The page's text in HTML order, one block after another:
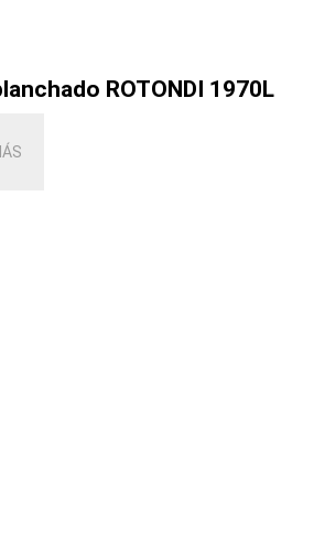
ROTONDI 1970L